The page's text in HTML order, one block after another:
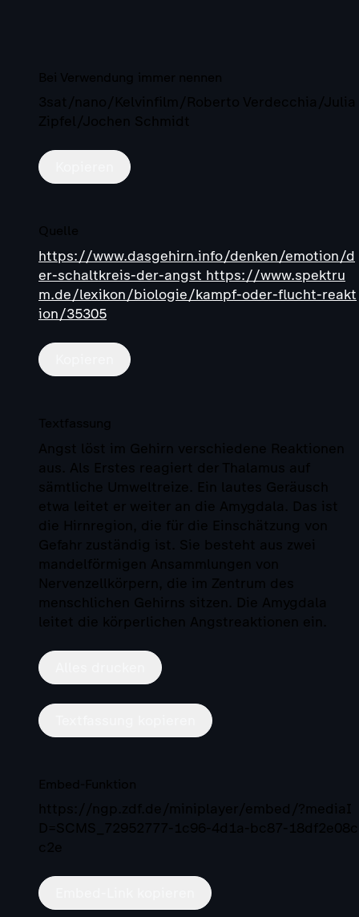
Bei Verwendung immer nennen
3sat/nano/Kelvinfilm/Roberto Verdecchia/Julia
Zipfel/Jochen Schmidt
Quelle
https://www.dasgehirn.info/denken/emotion/d
er-schaltkreis-der-angst https://www.spektru
m.de/lexikon/biologie/kampf-oder-flucht-reakt
ion/35305
Textfassung
Angst löst im Gehirn verschiedene Reaktionen
aus. Als Erstes reagiert der Thalamus auf
sämtliche Umweltreize. Ein lautes Geräusch
etwa leitet er weiter an die Amygdala. Das ist
die Hirnregion, die für die Einschätzung von
Gefahr zuständig ist. Sie besteht aus zwei
mandelförmigen Ansammlungen von
Nervenzellkörpern, die im Zentrum des
menschlichen Gehirns sitzen. Die Amygdala
leitet die körperlichen Angstreaktionen ein.
Embed-Funktion
https://ngp.zdf.de/miniplayer/embed/?mediaI
D=SCMS_72952777-1c96-4d1a-bc87-18df2e08c
c2e